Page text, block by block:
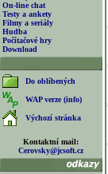
On-line chat
Testy a ankety
Filmy a seriály
Hudba
Počítačové hry
Download
Do oblíbených
WAP verze (info)
Výchozí stránka
Kontaktní mail:
Cerovsky@jcsoft.cz